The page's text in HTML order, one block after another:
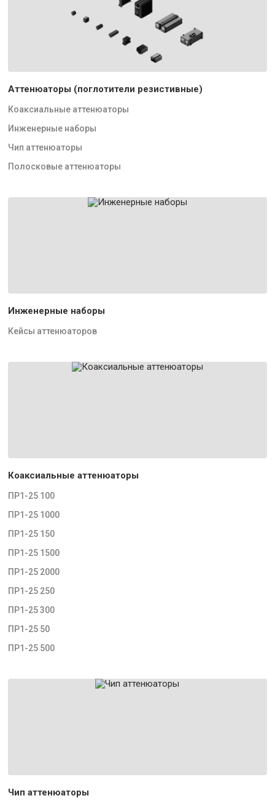
Аттенюаторы (поглотители резистивные)
Коаксиальные аттенюаторы
Инженерные наборы
Чип аттенюаторы
Полосковые аттенюаторы
Инженерные наборы
Кейсы аттенюаторов
Коаксиальные аттенюаторы
ПР1-25 100
ПР1-25 1000
ПР1-25 150
ПР1-25 1500
ПР1-25 2000
ПР1-25 250
ПР1-25 300
ПР1-25 50
ПР1-25 500
Чип аттенюаторы